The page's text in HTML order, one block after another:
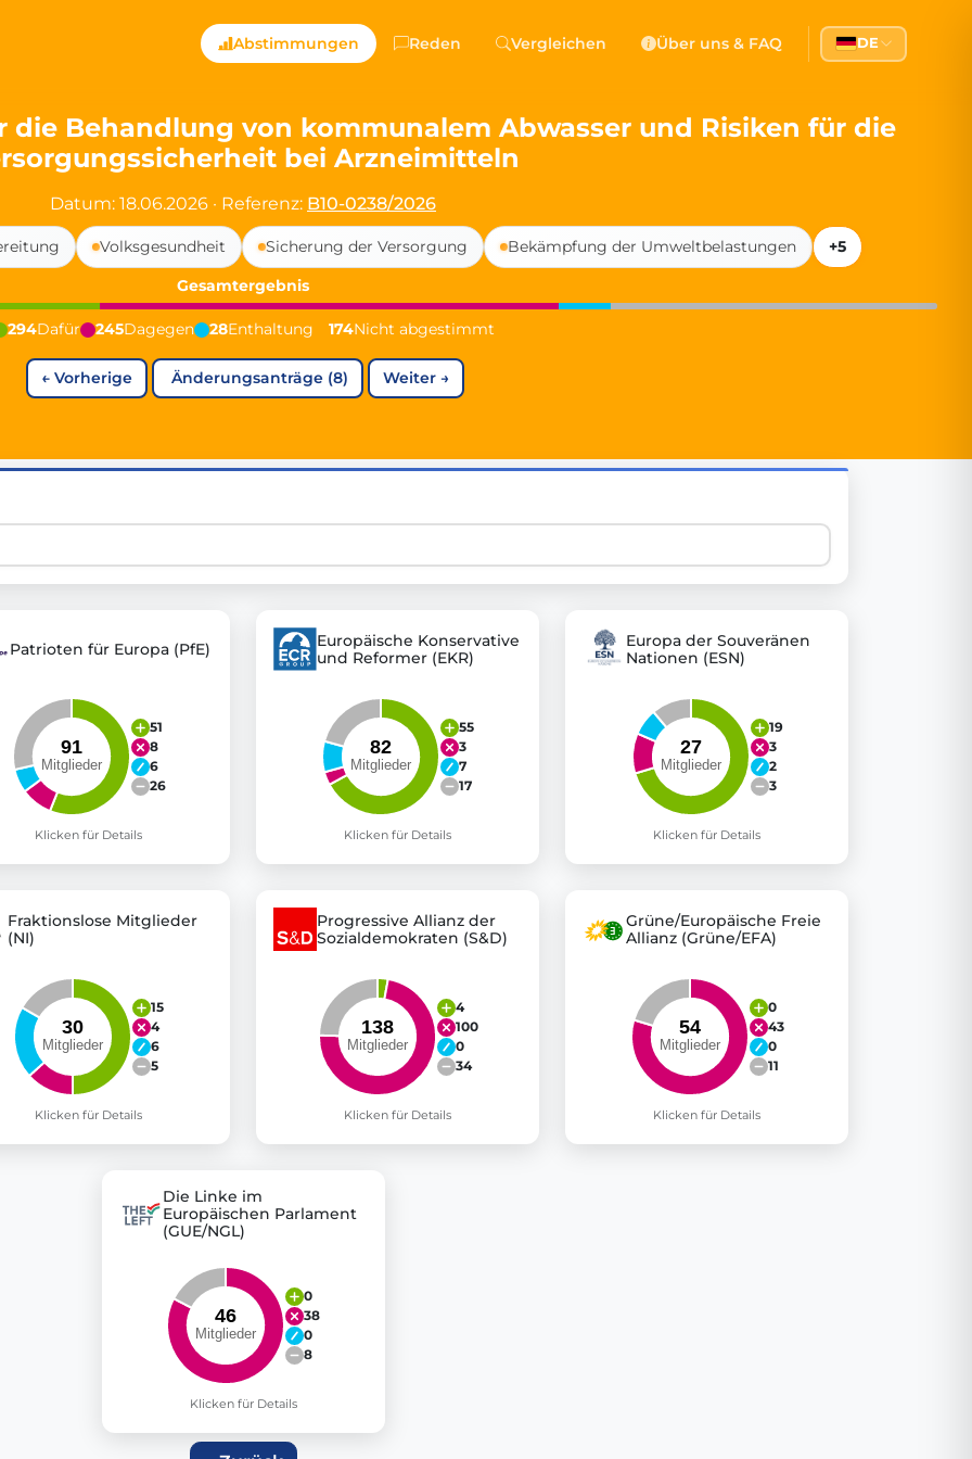
Directly Shaping Democracy
political party in Germany dedicated to digital democracy, government transparency, and citizen
since 2024
PdF co-founder
youngest mayor at 19 years old
democracy").
advanced transparency platforms, which lets citizens explore thousands of EU Parliament votes in a clear
and transparency in Germany and Europe.
and bring politics closer to citizens.
Abstimmungen Reden Vergleichen Über uns & FAQ DE
Behandlung von kommunalem Abwasser und Risiken für die
bei Arzneimitteln
Datum: 18.06.2026 · Referenz: B10-0238/2026
Volksgesundheit Sicherung der Versorgung Bekämpfung der Umweltbelastungen
+5
Gesamtergebnis
294Dafür 245Dagegen 28Enthaltung 174Nicht abgestimmt
← Vorherige Änderungsanträge (8) Weiter →
Patrioten für Europa (PfE)
51
8
6
26
Klicken für Details
Europäische Konservative
und Reformer (EKR)
55
3
7
17
Klicken für Details
Europa der Souveränen
Nationen (ESN)
19
3
2
3
Klicken für Details
Fraktionslose Mitglieder
(NI)
15
4
6
5
Klicken für Details
Progressive Allianz der
Sozialdemokraten (S&D)
4
100
0
34
Klicken für Details
Grüne/Europäische Freie
Allianz (Grüne/EFA)
0
43
0
11
Klicken für Details
Die Linke im
Europäischen Parlament
(GUE/NGL)
0
38
0
8
Klicken für Details